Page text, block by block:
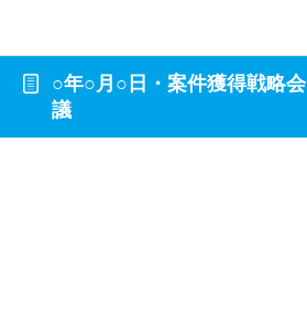
○年○月○日・案件獲得戦略会
議